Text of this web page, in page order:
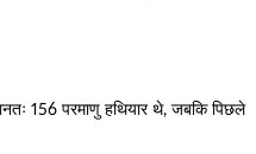
156 परमाणु हथियार थे, जबकि पिछले